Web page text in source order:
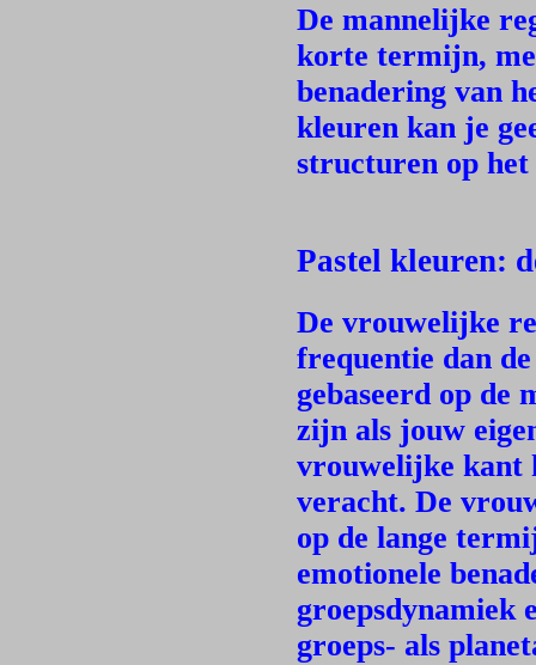
De mannelijke
korte termijn,
benadering van
kleuren kan je
structuren op
Pastel kleuren:
De vrouwelijke
frequentie dan
gebaseerd op de
zijn als jouw
vrouwelijke kant
veracht. De
op de lange
emotionele
groepsdynamiek
groeps- als